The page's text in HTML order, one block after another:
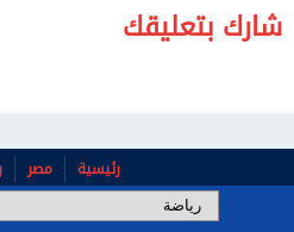
شارك بتعليقك
رئيسية مصر